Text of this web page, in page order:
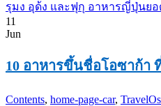
11
Jun
10 อาหารขึ้นชื่อโอซาก้า
Contents, home-page-car, Travel